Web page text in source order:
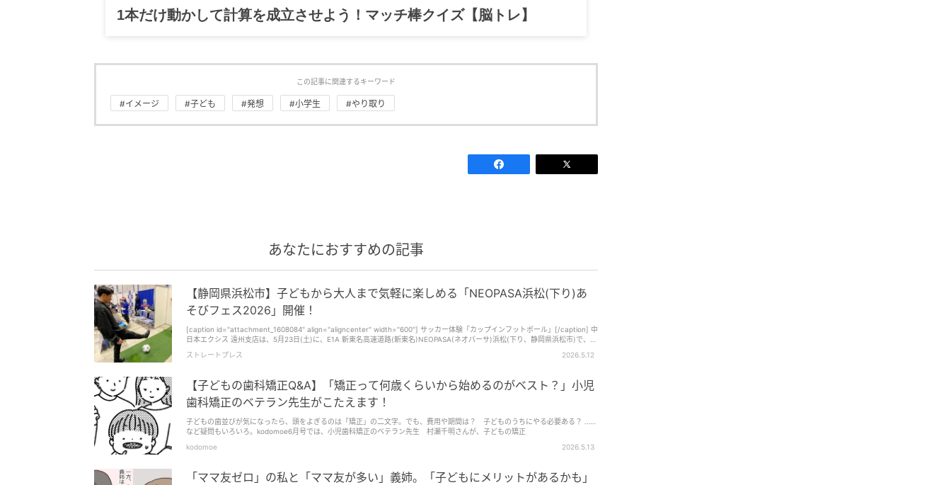
グルメ、ギャグ、子育て、旅行記……全部、読めます。
この記事に関連するキーワード
#イメージ #子ども #発想 #小学生 #やり取り
あなたにおすすめの記事
【静岡県浜松市】子どもから大人まで気軽に楽しめる「NEOPASA浜松(下り)あ
そびフェス2026」開催！
[caption id="attachment_1608084" align="aligncenter" width="600"] サッカー体験「カップインフットボール」[/caption] 中
日本エクシス 遠州支店は、5月23日(土)に、E1A 新東名高速道路(新東名)NEOPASA(ネオパーサ)浜松(下り、静岡県浜松市)で、
id="attachment_1608085" align="aligncenter" width="600"] バレーボール体験[/caption] 「NEOPASA浜松(下り)あそびフェ
ツなど、多彩な「あそび」体験ブースを出展するとのこと。 ジュビロ磐田によるサッカー体験「カップインフットボール」ブー
スや、ブレス浜松によるバレーボール体験ブース、 [caption id="attachment_1608088" align="aligncenter" width="600"] eス
ポーツ体験[/caption] 静岡医療科学専門大学校によるeスポーツ体験ブースや、ストレッチ・脳トレ・体力測定体験ブース、
[caption id="attachment_1608086" align="aligncenter" width="600"] けん玉体験・けん玉検定[/caption] さらに、黄桜じいじ
によるけん玉体験・けん玉検定ブース、 [caption id="attachment_1608087" align="aligncenter" width="600"] 指スケートボ
ード体験[/caption] 神田工業による指スケートボード体験ブースなど、様々な「あそび」を体験できる。 キャラクターグリーテ
「ジュビロくん」「ジュビィちゃん」や、ブレス浜松公式マスコット「イブちゃん」、 湖西市公式コミュニケーションキャラク
能性がある。 お買物券などが当たるガラポン抽選会開催 屋内ベーカリー横では、11:00～16:00に、購入レシートまたは食券で税
ストレートプレス 2026.5.12
【子どもの歯科矯正Q&A】「矯正って何歳くらいから始めるのがベスト？」小児
歯科矯正のベテラン先生がこたえます！
子どもの歯並びが気になったら、頭をよぎるのは「矯正」の二文字。でも、費用や期間は？ 子どものうちにやる必要ある？ ……
など疑問もいろいろ。kodomoe6月号では、小児歯科矯正のベテラン先生 村瀬千明さんが、子どもの矯正
kodomoe
2026.5.13
「ママ友ゼロ」の私と「ママ友が多い」義姉。「子どもにメリットがあるかも」